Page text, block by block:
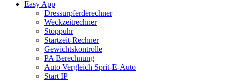
Easy App
Dressurpferderechner
Weckzeitrechner
Stoppuhr
Startzeit-Rechner
Gewichtskontrolle
PA Berechnung
Auto Vergleich Sprit-E-Auto
Start IP